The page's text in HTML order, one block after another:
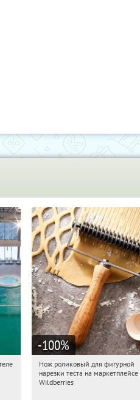
-100%
17:38:08 Получили:
Россия
Нож роликовый для фигурной
нарезки теста на маркетплейсе
Wildberries